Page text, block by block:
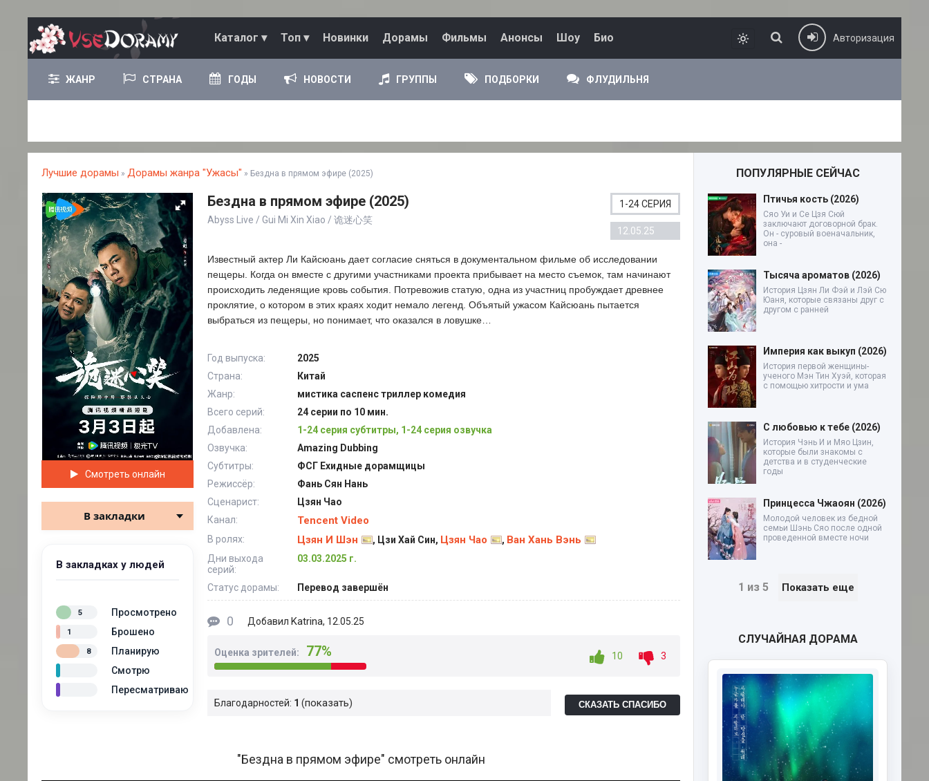
Каталог ▾ Топ ▾ Новинки Дорамы Фильмы Анонсы Шоу Био Авторизация
ЖАНР СТРАНА ГОДЫ НОВОСТИ ГРУППЫ ПОДБОРКИ ФЛУДИЛЬНЯ
Лучшие дорамы » Дорамы жанра "Ужасы" » Бездна в прямом эфире (2025)
Смотреть онлайн
В закладки
В закладках у людей
Просмотрено
5
Брошено
1
Планирую
8
Смотрю
Пересматриваю
Бездна в прямом эфире (2025)
Abyss Live / Gui Mi Xin Xiao / 诡迷心笑
1-24 СЕРИЯ
12.05.25
Известный актер Ли Кайсюань дает согласие сняться в документальном фильме об исследовании
пещеры. Когда он вместе с другими участниками проекта прибывает на место съемок, там начинают
происходить леденящие кровь события. Потревожив статую, одна из участниц пробуждает древнее
проклятие, о котором в этих краях ходит немало легенд. Объятый ужасом Кайсюань пытается
выбраться из пещеры, но понимает, что оказался в ловушке…
Год выпуска:
2025
Страна:
Китай
Жанр:
мистика саспенс триллер комедия
Всего серий:
24 серии по 10 мин.
Добавлена:
1-24 серия субтитры, 1-24 серия озвучка
Озвучка:
Amazing Dubbing
Субтитры:
ФСГ Ехидные дорамщицы
Режиссёр:
Фань Сян Нань
Сценарист:
Цзян Чао
Канал:
Tencent Video
В ролях: Цзян И Шэн , Цзи Хай Син, Цзян Чао , Ван Хань Вэнь
Дни выхода
серий:
03.03.2025 г.
Статус дорамы: Перевод завершён
0 Добавил Katrina, 12.05.25
Оценка зрителей: 77% 10 3
Благодарностей: 1 показать СКАЗАТЬ СПАСИБО
"Бездна в прямом эфире" смотреть онлайн
ПОПУЛЯРНЫЕ СЕЙЧАС
Птичья кость (2026)
Сяо Уи и Се Цзя Сюй
заключают договорной брак.
Он - суровый военачальник,
она -
Тысяча ароматов (2026)
История Цзян Ли Фэй и Лэй Сю
Юаня, которые связаны друг с
другом с ранней
Империя как выкуп (2026)
История первой женщины-
ученого Мэн Тин Хуэй, которая
с помощью хитрости и ума
С любовью к тебе (2026)
История Чэнь И и Мяо Цзин,
которые были знакомы с
детства и в студенческие
годы
Принцесса Чжаоян (2026)
Молодой человек из бедной
семьи Шэнь Сяо после одной
проведенной вместе ночи
1 из 5 Показать еще
СЛУЧАЙНАЯ ДОРАМА